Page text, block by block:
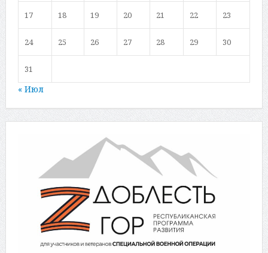
17 18 19 20 21 22 23
24 25 26 27 28 29 30
31
« Июл